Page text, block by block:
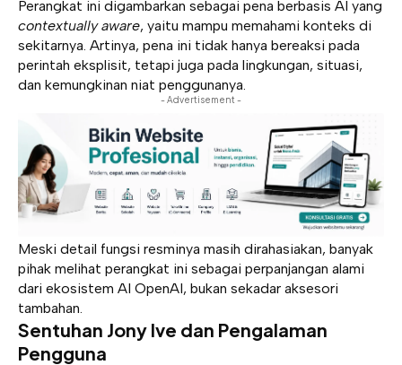
Perangkat ini digambarkan sebagai pena berbasis AI yang
contextually aware, yaitu mampu memahami konteks di
sekitarnya. Artinya, pena ini tidak hanya bereaksi pada
perintah eksplisit, tetapi juga pada lingkungan, situasi,
dan kemungkinan niat penggunanya.
- Advertisement -
Meski detail fungsi resminya masih dirahasiakan, banyak
pihak melihat perangkat ini sebagai perpanjangan alami
dari ekosistem AI OpenAI, bukan sekadar aksesori
tambahan.
Sentuhan Jony Ive dan Pengalaman
Pengguna